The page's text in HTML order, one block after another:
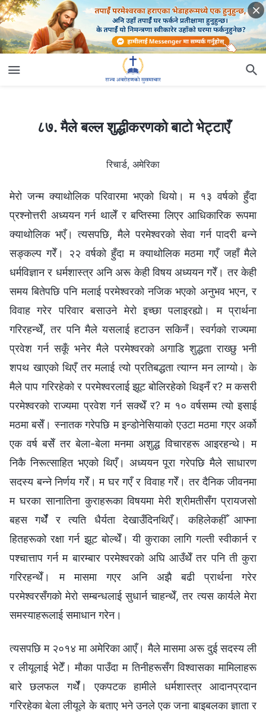
८७. मैले बल्‍ल शुद्धीकरणको बाटो भेट्टाएँ
रिचार्ड, अमेरिका
मेरो जन्‍म क्याथोलिक परिवारमा भएको थियो। म १३ वर्षको हुँदा
प्रश्‍नोत्तरी अध्ययन गर्न थालेँ र बप्तिस्मा लिएर आधिकारिक रूपमा
क्याथोलिक भएँ। त्यसपछि, मैले परमेश्‍वरको सेवा गर्न पादरी बन्‍ने
सङ्कल्प गरेँ। २२ वर्षको हुँदा म क्याथोलिक मठमा गएँ जहाँ मैले
धर्मविज्ञान र धर्मशास्‍त्र अनि अरू केही विषय अध्ययन गरेँ। तर केही
समय बितेपछि पनि मलाई परमेश्‍वरको नजिक भएको अनुभव भएन, र
विवाह गरेर परिवार बसाउने मेरो इच्‍छा पलाइरह्यो। म प्रार्थना
गरिरहन्थेँ, तर पनि मैले यसलाई हटाउन सकिनँ। स्वर्गको राज्यमा
प्रवेश गर्न सकूँ भनेर मैले परमेश्‍वरको अगाडि शुद्धता राख्छु भनी
शपथ खाएको थिएँ तर मलाई त्यो प्रतिबद्धता त्याग्‍न मन लाग्यो। के
मैले पाप गरिरहेको र परमेश्‍वरलाई झूट बोलिरहेको थिइनँ र? म कसरी
परमेश्‍वरको राज्यमा प्रवेश गर्न सक्थेँ र? म १० वर्षसम्‍म त्यो इसाई
मठमा बसेँ। स्नातक गरेपछि म इन्डोनेसियाको एउटा मठमा गएर अर्को
एक वर्ष बसेँ तर बेला-बेला मनमा अशुद्ध विचारहरू आइरहन्थे। म
निकै निरूत्साहित भएको थिएँ। अध्ययन पूरा गरेपछि मैले साधारण
सदस्य बन्‍ने निर्णय गरेँ। म घर गएँ र विवाह गरेँ। तर दैनिक जीवनमा
म घरका सानातिना कुराहरूका विषयमा मेरी श्रीमतीसँग प्रायजसो
बहस गर्थेँ र त्यति धैर्यता देखाउँदिनथिएँ। कहिलेकहीँ आफ्‍ना
हितहरूको रक्षा गर्न झूट बोल्थेँ। यी कुराका लागि गल्ती स्वीकार्न र
पश्‍चात्ताप गर्न म बारम्‍बार परमेश्‍वरको अघि आउँथेँ तर पनि ती कुरा
गरिरहन्थेँ। म मासमा गएर अनि अझै बढी प्रार्थना गरेर
परमेश्‍वरसँगको मेरो सम्‍बन्धलाई सुधार्न चाहन्थेँ, तर त्यस कार्यले मेरा
समस्याहरूलाई समाधान गरेन।
त्यसपछि म २०१४ मा अमेरिका आएँ। मैले मासमा अरू दुई सदस्य ली
र लीयूलाई भेटेँ। मौका पाउँदा म तिनीहरूसँग विश्‍वासका मामिलाहरू
बारे छलफल गर्थेँ। एकपटक हामीले धर्मशास्त्र आदानप्रदान
गरिरहेका बेला लीयूले के बताए भने उनले एक जना बाइबलका ज्ञाता र